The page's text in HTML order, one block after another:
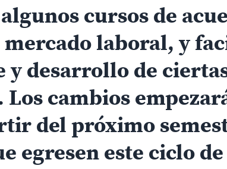
cursos de
mercado laboral, y
y desarrollo de
cambios
del próximo
egresen este ciclo